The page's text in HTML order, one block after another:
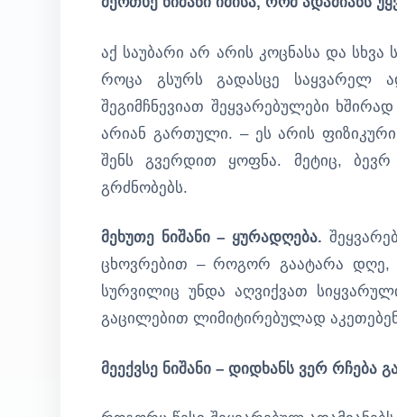
აქ საუბარი არ არის კოცნასა და სხვა
როცა გსურს გადასცე საყვარელ
შეგიმჩნევიათ შეყვარებულები
არიან გართული. – ეს არის ფიზიკური
შენს გვერდით ყოფნა. მეტიც,
გრძნობებს.
მეხუთე ნიშანი – ყურადღება.
ცხოვრებით – როგორ გაატარა დღე,
სურვილიც უნდა აღვიქვათ
გაცილებით ლიმიტირებულად
მეექვსე ნიშანი – დიდხანს ვერ რჩება